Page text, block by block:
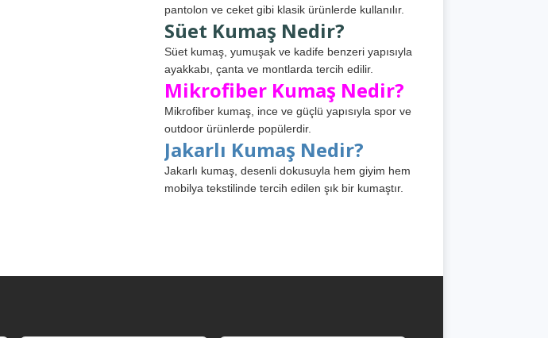
pantolon ve ceket gibi klasik ürünlerde kullanılır.
Süet Kumaş Nedir?
Süet kumaş, yumuşak ve kadife benzeri yapısıyla
ayakkabı, çanta ve montlarda tercih edilir.
Mikrofiber Kumaş Nedir?
Mikrofiber kumaş, ince ve güçlü yapısıyla spor ve
outdoor ürünlerde popülerdir.
Jakarlı Kumaş Nedir?
Jakarlı kumaş, desenli dokusuyla hem giyim hem
mobilya tekstilinde tercih edilen şık bir kumaştır.